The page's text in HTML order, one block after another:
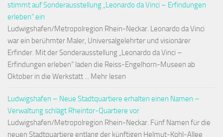
stimmt auf Sonderausstellung „Leonardo da Vinci – Erfindungen
erleben“ ein
Ludwigshafen/Metropolregion Rhein-Neckar. Leonardo da Vinci
war ein berühmter Maler, Universalgelehrter und visionärer
Erfinder. Mit der Sonderausstellung „Leonardo da Vinci –
Erfindungen erleben“ laden die Reiss-Engelhorn-Museen ab
Oktober in die Werkstatt ... Mehr lesen
Ludwigshafen – Neue Stadtquartiere erhalten einen Namen –
Verwaltung schlägt Rheintor-Quartiere vor
Ludwigshafen/Metropolregion Rhein-Neckar. Fünf Namen für die
neuen Stadtquartiere entlang der künftigen Helmut-Kohl-Allee